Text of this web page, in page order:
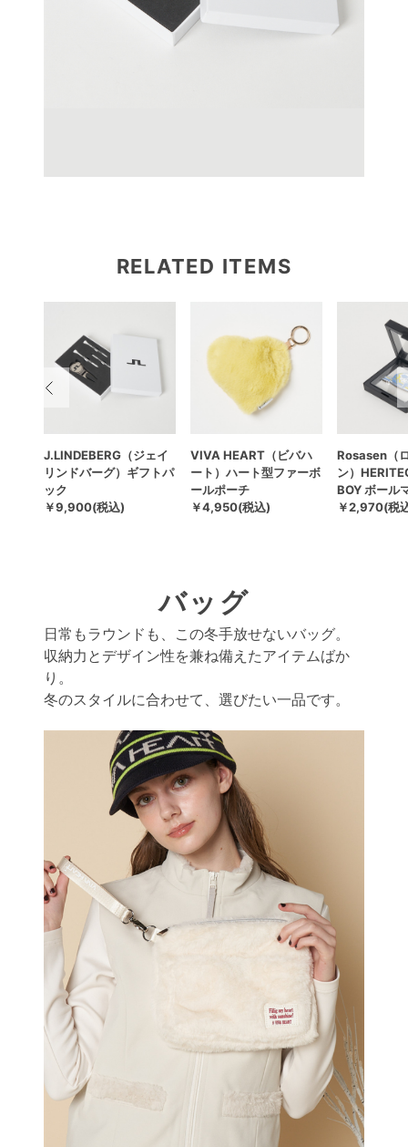
RELATED ITEMS
J.LINDEBERG（ジェイ
リンドバーグ）ギフトパ
ック
￥9,900(税込)
VIVA HEART（ビバハ
ート）ハート型ファーボ
ールポーチ
￥4,950(税込)
Rosasen（
ン）
BOY ボール
￥2,970(税
バッグ
日常もラウンドも、この冬手放せないバッグ。
収納力とデザイン性を兼ね備えたアイテムばか
り。
冬のスタイルに合わせて、選びたい一品です。